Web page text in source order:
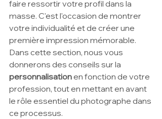
faire ressortir votre profil dans la
masse. C'est l'occasion de montrer
votre individualité et de créer une
première impression mémorable.
Dans cette section, nous vous
donnerons des conseils sur la
personnalisation en fonction de votre
profession, tout en mettant en avant
le rôle essentiel du photographe dans
ce processus.